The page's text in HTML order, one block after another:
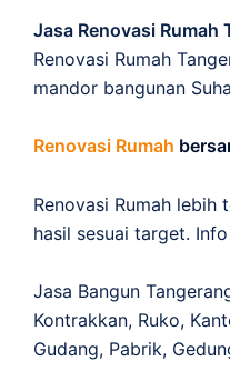
Jasa Renovasi Rumah
Renovasi Rumah
mandor bangunan
Renovasi Rumah
Renovasi Rumah lebih
hasil sesuai target. Info
Jasa Bangun
Kontrakkan, Ruko,
Gudang, Pabrik,